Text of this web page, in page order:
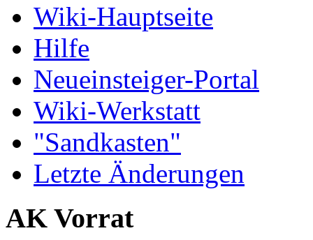
Wiki-Hauptseite
Hilfe
Neueinsteiger-Portal
Wiki-Werkstatt
"Sandkasten"
Letzte Änderungen
AK Vorrat